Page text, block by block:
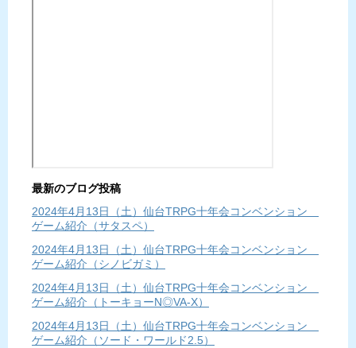
最新のブログ投稿
2024年4月13日（土）仙台TRPG十年会コンベンション
ゲーム紹介（サタスペ）
2024年4月13日（土）仙台TRPG十年会コンベンション
ゲーム紹介（シノビガミ）
2024年4月13日（土）仙台TRPG十年会コンベンション
ゲーム紹介（トーキョーN◎VA-X）
2024年4月13日（土）仙台TRPG十年会コンベンション
ゲーム紹介（ソード・ワールド2.5）